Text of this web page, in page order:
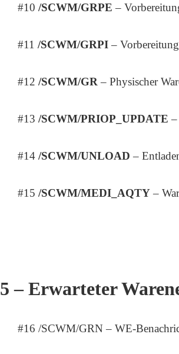
#10/SCWM/GRPE –
#11 /SCWM/GRPI–
#12/SCWM/GR – Physischer
#13/SCWM/PRIOP_UPDATE –
#14/SCWM/UNLOAD –
#15/SCWM/MEDI_AQTY–
5 – Erwarteter
#16 /SCWM/GRN – WE-